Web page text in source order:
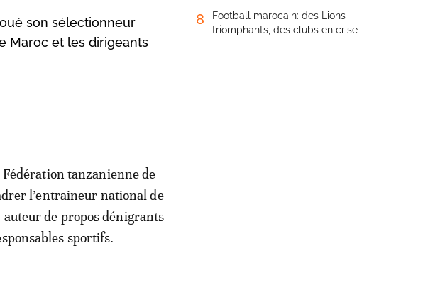
son sélectionneur
Maroc et les dirigeants
tanzanienne de
l’entraineur national de
de propos dénigrants
sportifs.
8
Football marocain: des Lions
triomphants, des clubs en crise